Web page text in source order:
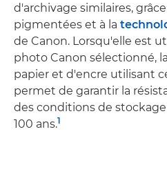
d'archivage similaires,
pigmentées et à la
de Canon. Lorsqu'elle est
photo Canon sélectionné,
papier et d'encre utilisant
permet de garantir la
des conditions de
100 ans.1